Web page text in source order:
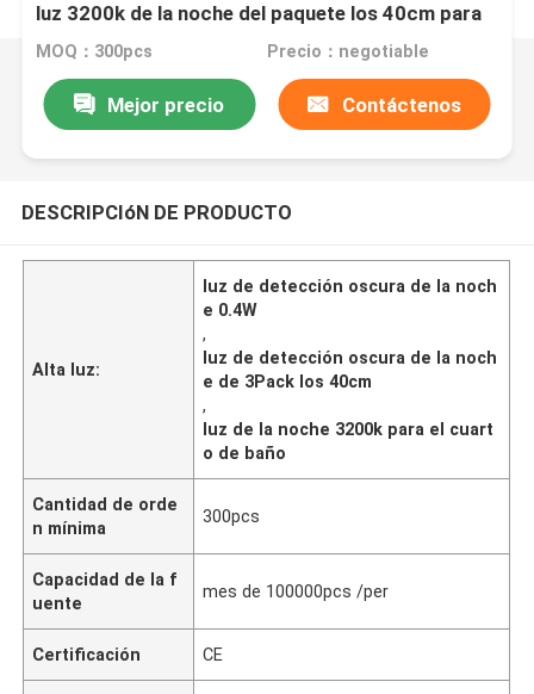
luz 3200k de la noche del paquete los 40cm para
el cuarto de baño
MOQ：300pcs Precio：negotiable
Mejor precio Contáctenos
DESCRIPCIóN DE PRODUCTO
Alta luz:
luz de detección oscura de la noch
e 0.4W
,
luz de detección oscura de la noch
e de 3Pack los 40cm
,
luz de la noche 3200k para el cuart
o de baño
Cantidad de orde
n mínima
300pcs
Capacidad de la f
uente
mes de 100000pcs /per
Certificación CE